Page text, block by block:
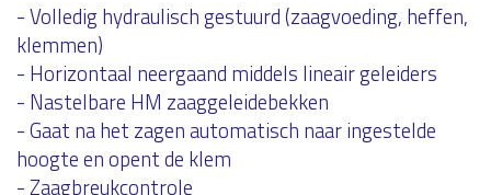
- Volledig hydraulisch gestuurd (zaagvoeding, heffen,
klemmen)
- Horizontaal neergaand middels lineair geleiders
- Nastelbare HM zaaggeleidebekken
- Gaat na het zagen automatisch naar ingestelde
hoogte en opent de klem
- Zaagbreukcontrole